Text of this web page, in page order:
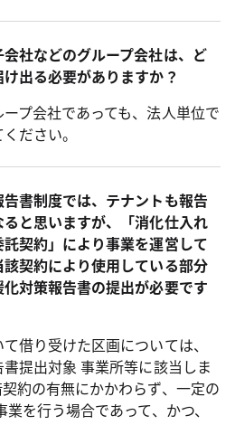
社などのグループ会社は、ど
出る必要がありますか？
プ会社であっても、法人単位で
ださい。
書制度では、テナントも報告
と思いますが、「消化仕入れ
契約」により事業を運営して
契約により使用している部分
対策報告書の提出が必要です
借り受けた区画については、
提出対象 事業所等に該当しま
約の有無にかかわらず、一定の
を行う場合であって、かつ、